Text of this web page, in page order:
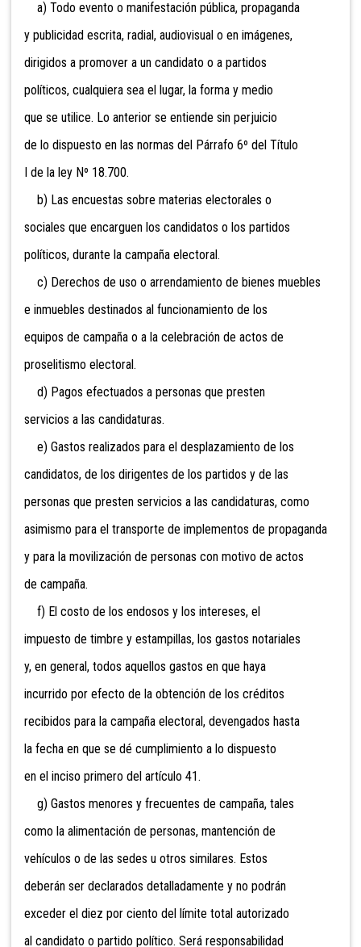
a) Todo evento o manifestación pública, propaganda
y publicidad escrita, radial, audiovisual o en imágenes,
dirigidos a promover a un candidato o a partidos
políticos, cualquiera sea el lugar, la forma y medio
que se utilice. Lo anterior se entiende sin perjuicio
de lo dispuesto en las normas del Párrafo 6º del Título
I de la ley Nº 18.700.
b) Las encuestas sobre materias electorales o
sociales que encarguen los candidatos o los partidos
políticos, durante la campaña electoral.
c) Derechos de uso o arrendamiento de bienes muebles
e inmuebles destinados al funcionamiento de los
equipos de campaña o a la celebración de actos de
proselitismo electoral.
d) Pagos efectuados a personas que presten
servicios a las candidaturas.
e) Gastos realizados para el desplazamiento de los
candidatos, de los dirigentes de los partidos y de las
personas que presten servicios a las candidaturas, como
asimismo para el transporte de implementos de propaganda
y para la movilización de personas con motivo de actos
de campaña.
f) El costo de los endosos y los intereses, el
impuesto de timbre y estampillas, los gastos notariales
y, en general, todos aquellos gastos en que haya
incurrido por efecto de la obtención de los créditos
recibidos para la campaña electoral, devengados hasta
la fecha en que se dé cumplimiento a lo dispuesto
en el inciso primero del artículo 41.
g) Gastos menores y frecuentes de campaña, tales
como la alimentación de personas, mantención de
vehículos o de las sedes u otros similares. Estos
deberán ser declarados detalladamente y no podrán
exceder el diez por ciento del límite total autorizado
al candidato o partido político. Será responsabilidad